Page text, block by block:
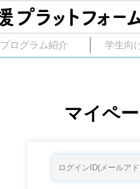
プログラム紹介 学生向
マイペ